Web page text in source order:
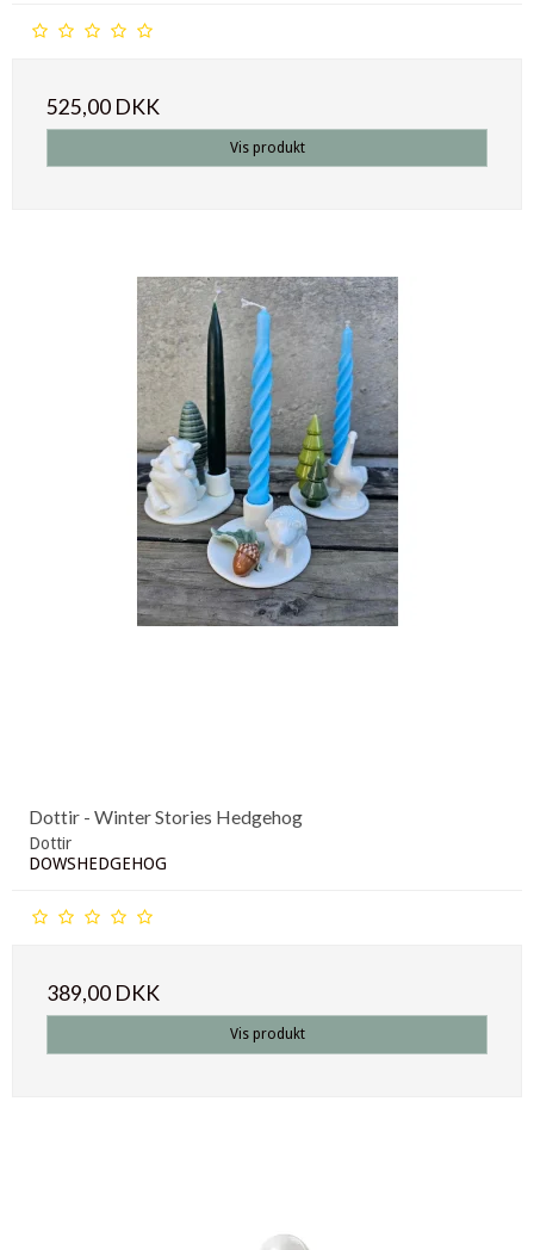
525,00 DKK
Vis produkt
Dottir - Winter Stories Hedgehog
Dottir
DOWSHEDGEHOG
389,00 DKK
Vis produkt